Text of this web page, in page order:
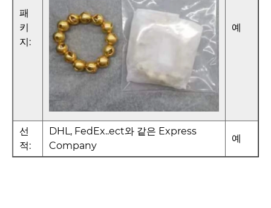
패
키
지:
예
선
적:
DHL, FedEx..ect와 같은 Express
Company
예